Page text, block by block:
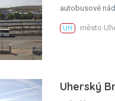
autobusové
UH město
Uherský